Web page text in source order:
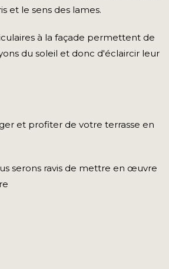
et le sens des lames.
à la façade permettent de
du soleil et donc d'éclaircir leur
et profiter de votre terrasse en
serons ravis de mettre en œuvre